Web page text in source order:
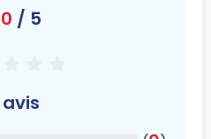
/ 5
avis